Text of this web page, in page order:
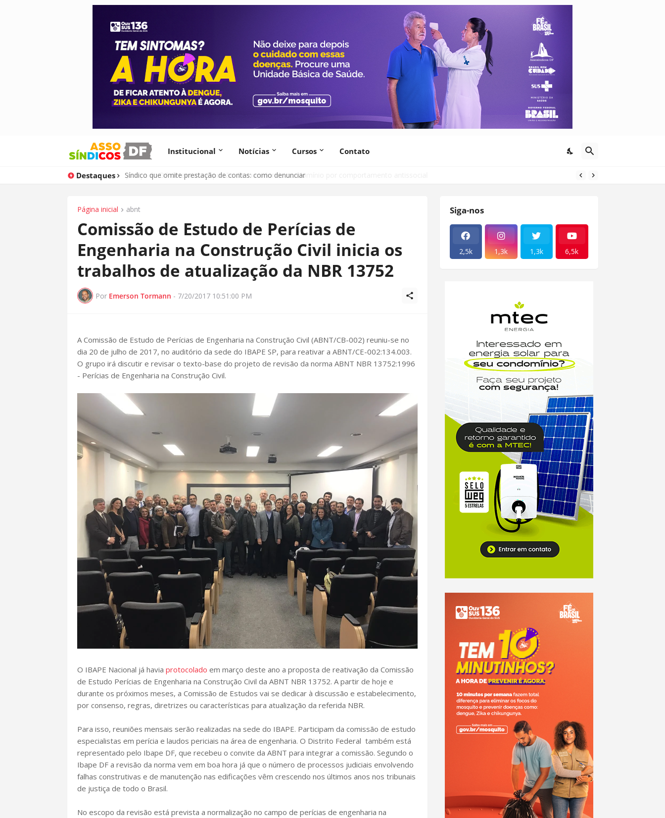
Institucional Notícias Cursos Contato
Destaques Justiça do DF determina expulsão de morador de condomínio por comportamento antissocial
Página inicial abnt
Comissão de Estudo de Perícias de
Engenharia na Construção Civil inicia os
trabalhos de atualização da NBR 13752
Por Emerson Tormann - 7/20/2017 10:51:00 PM
A Comissão de Estudo de Perícias de Engenharia na Construção Civil (ABNT/CB-002) reuniu-se no
dia 20 de julho de 2017, no auditório da sede do IBAPE SP, para reativar a ABNT/CE-002:134.003.
O grupo irá discutir e revisar o texto-base do projeto de revisão da norma ABNT NBR 13752:1996
- Perícias de Engenharia na Construção Civil.
O IBAPE Nacional já havia protocolado em março deste ano a proposta de reativação da Comissão
de Estudo Perícias de Engenharia na Construção Civil da ABNT NBR 13752. A partir de hoje e
durante os próximos meses, a Comissão de Estudos vai se dedicar à discussão e estabelecimento,
por consenso, regras, diretrizes ou características para atualização da referida NBR.
Para isso, reuniões mensais serão realizadas na sede do IBAPE. Participam da comissão de estudo
especialistas em perícia e laudos periciais na área de engenharia. O Distrito Federal também está
representado pelo Ibape DF, que recebeu o convite da ABNT para integrar a comissão. Segundo o
Ibape DF a revisão da norma vem em boa hora já que o número de processos judiciais envolvendo
falhas construtivas e de manutenção nas edificações vêm crescendo nos últimos anos nos tribunais
de justiça de todo o Brasil.
No escopo da revisão está prevista a normalização no campo de perícias de engenharia na
Siga-nos
2,5k 1,3k 1,3k 6,5k